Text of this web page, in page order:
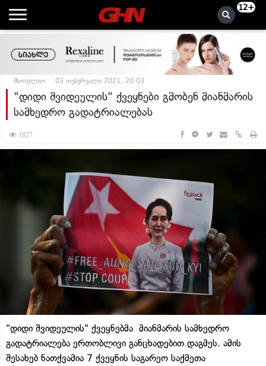
12+
მსოფლიო 03 თებერვალი 2021, 20:03
"დიდი შვიდეულის" ქვეყნები გმობენ მიანმარის
სამხედრო გადატრიალებას
1827
"დიდი შვიდეულის" ქვეყნებმა მიანმარის სამხედრო
გადატრიალება ერთობლივი განცხადებით დაგმეს. ამის
შესახებ ნათქვამია 7 ქვეყნის საგარეო საქმეთა